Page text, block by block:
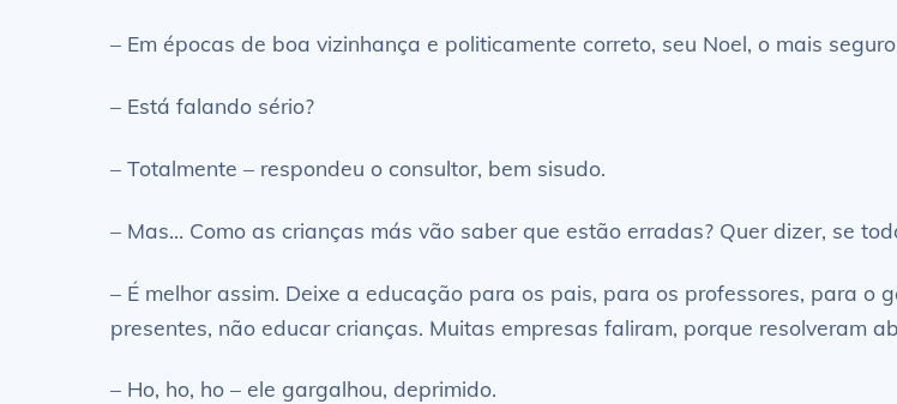
– Em épocas de boa vizinhança e politicamente correto, seu Noel, o mais
– Está falando sério?
– Totalmente – respondeu o consultor, bem sisudo.
– Mas… Como as crianças más vão saber que estão erradas? Quer dizer, se
– É melhor assim. Deixe a educação para os pais, para os professores, para o
presentes, não educar crianças. Muitas empresas faliram, porque resolveram
– Ho, ho, ho – ele gargalhou, deprimido.